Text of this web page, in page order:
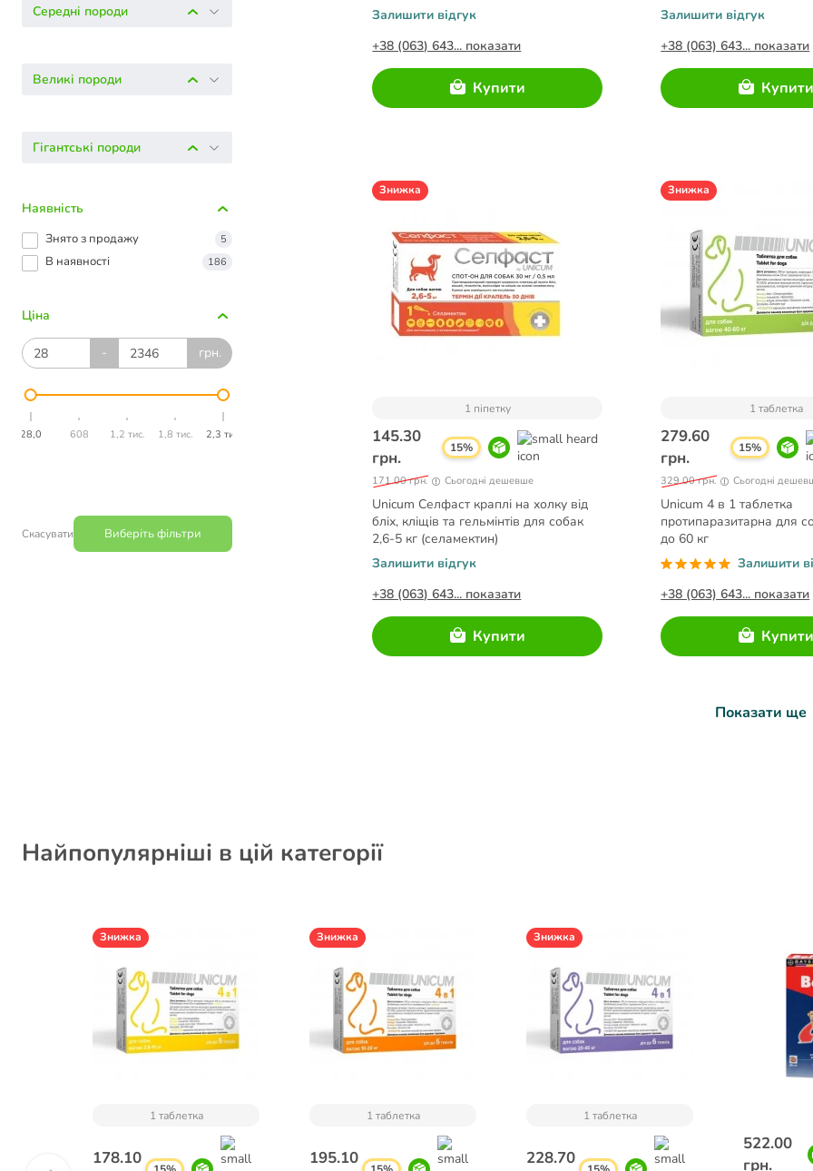
Середні породи
Великі породи
Гігантські породи
Наявність
Знято з продажу 5
В наявності 186
Ціна
- грн.
28,0 608 1,2 тис. 1,8 тис. 2,3 тис.
Скасувати Виберіть фільтри
Залишити відгук
+38 (063) 643... показати
Купити
Залишити відгук
+38 (063) 643... показати
Купити
Знижка
1 піпетку
145.30
грн.
15%
171.00 грн. Сьогодні дешевше
Unicum Селфаст краплі на холку від
бліх, кліщів та гельмінтів для собак
2,6-5 кг (селамектин)
Залишити відгук
+38 (063) 643... показати
Купити
Знижка
1 таблетка
279.60
грн.
15%
329.00 грн. Сьогодні
Unicum 4 в 1 таблетка
протипаразитарна для
до 60 кг
Залишити
+38 (063) 643... показати
Купити
Показати ще
Найпопулярніші в цій категорії
Знижка
1 таблетка
178.10
Знижка
1 таблетка
195.10
Знижка
1 таблетка
228.70
522.00
грн.